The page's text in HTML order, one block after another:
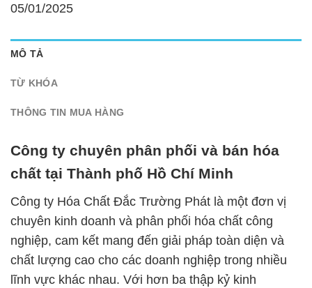
05/01/2025
MÔ TẢ
TỪ KHÓA
THÔNG TIN MUA HÀNG
Công ty chuyên phân phối và bán hóa
chất tại Thành phố Hồ Chí Minh
Công ty Hóa Chất Đắc Trường Phát là một đơn vị
chuyên kinh doanh và phân phối hóa chất công
nghiệp, cam kết mang đến giải pháp toàn diện và
chất lượng cao cho các doanh nghiệp trong nhiều
lĩnh vực khác nhau. Với hơn ba thập kỷ kinh